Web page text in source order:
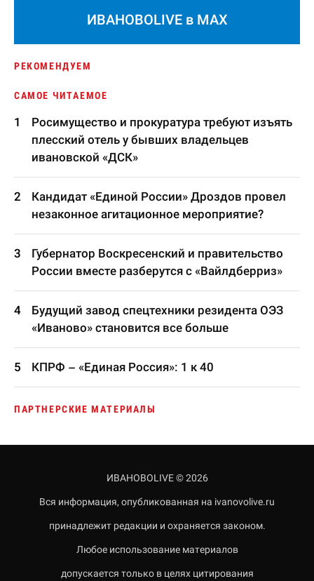
ИВАНОВОLIVE в MAX
РЕКОМЕНДУЕМ
САМОЕ ЧИТАЕМОЕ
Росимущество и прокуратура требуют изъять
плесский отель у бывших владельцев
ивановской «ДСК»
Кандидат «Единой России» Дроздов провел
незаконное агитационное мероприятие?
Губернатор Воскресенский и правительство
России вместе разберутся с «Вайлдберриз»
Будущий завод спецтехники резидента ОЭЗ
«Иваново» становится все больше
КПРФ – «Единая Россия»: 1 к 40
ПАРТНЕРСКИЕ МАТЕРИАЛЫ
ИВАНОВОLIVE © 2026
Вся информация, опубликованная на ivanovolive.ru
принадлежит редакции и охраняется законом.
Любое использование материалов
допускается только в целях цитирования